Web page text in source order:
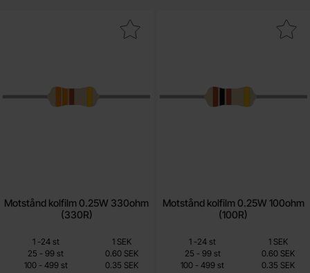
Motstånd kolfilm 0.25W 330ohm
(330R)
0.15 SEK
Inklusive 25% moms
motstånd kolfilm 0.25W 330ohm (330R) som favorit
Mängdrabatt
Pris /st
1 -till
24 st
1 SEK
25 - till
99 st
0.60 SEK
100 -till499 st 0.35 SEK
Motstånd kolfilm 0.25W 100ohm
(100R)
0.15 SEK
Inklusive 25% moms
Makera motstånd kolfilm 0.25W
Mängdrabatt
Pris /st
1 -till
24 st
1 SEK
25 -till99 st
0.60 SEK
100 - till
499 st 0.35 SEK